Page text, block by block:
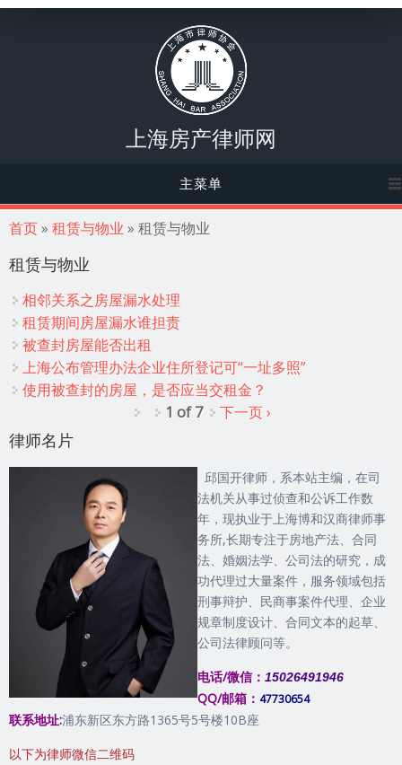
上海房产律师网
主菜单
你在这里
首页» 租赁与物业 » 租赁与物业
租赁与物业
相邻关系之房屋漏水处理
租赁期间房屋漏水谁担责
被查封房屋能否出租
上海公布管理办法企业住所登记可“一址多照”
使用被查封的房屋，是否应当交租金？
1 of 7
下一页 ›
律师名片
邱国开律师，系本站主编，在司
法机关从事过侦查和公诉工作数
年，现执业于上海博和汉商律师事
务所,长期专注于房地产法、合同
法、婚姻法学、公司法的研究，成
功代理过大量案件，服务领域包括
刑事辩护、民商事案件代理、企业
规章制度设计、合同文本的起草、
公司法律顾问等。
电话/微信： 15026491946
QQ/邮箱： 47730654
联系地址:浦东新区东方路1365号5号楼10B座
以下为律师微信二维码